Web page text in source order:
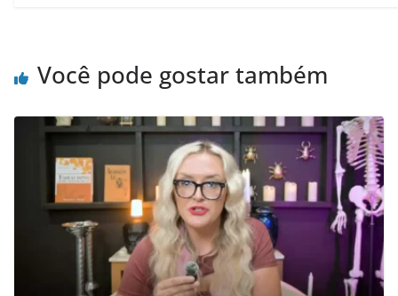
Você pode gostar também